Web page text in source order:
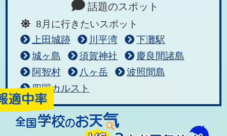
話題のスポット
8月に行きたいスポット
上田城跡
川平湾
下灘駅
城ヶ島
須賀神社
慶良間諸島
阿智村
八ヶ岳
波照間島
四国カルスト